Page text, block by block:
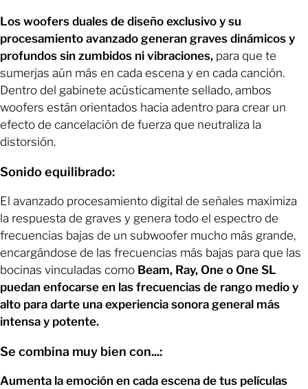
Los woofers duales de diseño exclusivo y su
procesamiento avanzado generan graves dinámicos y
profundos sin zumbidos ni vibraciones, para que te
sumerjas aún más en cada escena y en cada canción.
Dentro del gabinete acústicamente sellado, ambos
woofers están orientados hacia adentro para crear un
efecto de cancelación de fuerza que neutraliza la
distorsión.
Sonido equilibrado:
El avanzado procesamiento digital de señales maximiza
la respuesta de graves y genera todo el espectro de
frecuencias bajas de un subwoofer mucho más grande,
encargándose de las frecuencias más bajas para que las
bocinas vinculadas como Beam, Ray, One o One SL
puedan enfocarse en las frecuencias de rango medio y
alto para darte una experiencia sonora general más
intensa y potente.
Se combina muy bien con...:
Aumenta la emoción en cada escena de tus películas